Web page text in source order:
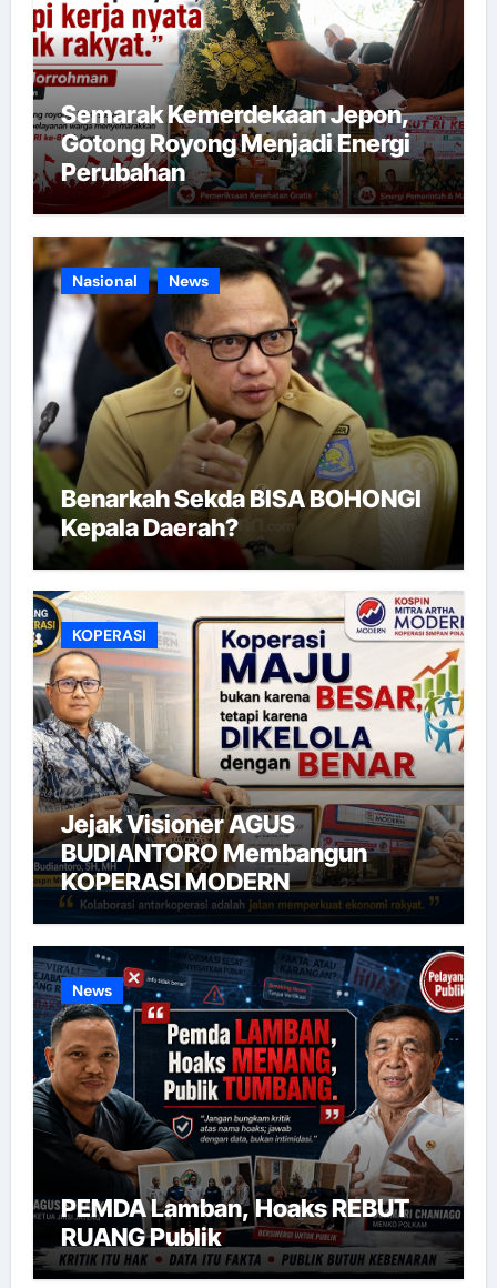
Semarak Kemerdekaan Jepon,
Gotong Royong Menjadi Energi
Perubahan
Nasional News
Benarkah Sekda BISA BOHONGI
Kepala Daerah?
KOPERASI
Jejak Visioner AGUS
BUDIANTORO Membangun
KOPERASI MODERN
News
PEMDA Lamban, Hoaks REBUT
RUANG Publik